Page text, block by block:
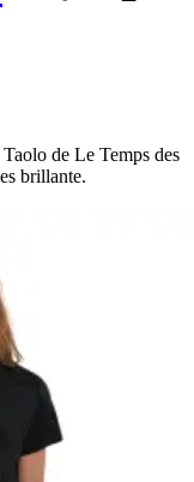
de Le Temps des
brillante.